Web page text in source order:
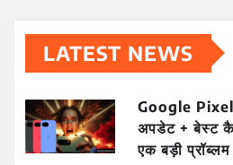
LATEST NEWS
Google Pixel
अपडेट + बेस्ट
एक बड़ी